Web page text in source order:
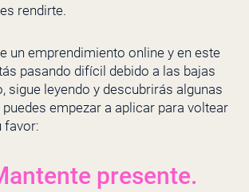
es rendirte.
un emprendimiento online y en este
pasando difícil debido a las bajas
sigue leyendo y descubrirás algunas
empezar a aplicar para voltear
favor:
presente.